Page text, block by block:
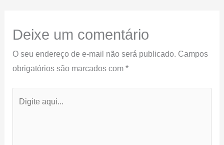
Deixe um comentário
O seu endereço de e-mail não será publicado. Campos
obrigatórios são marcados com *